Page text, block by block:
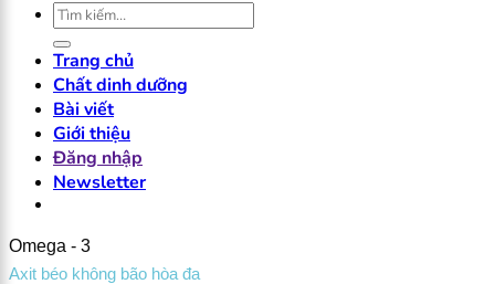
Tìm
kiếm:
Trang chủ
Chất dinh dưỡng
Bài viết
Giới thiệu
Đăng nhập
Newsletter
Omega - 3
Axit béo không bão hòa đa